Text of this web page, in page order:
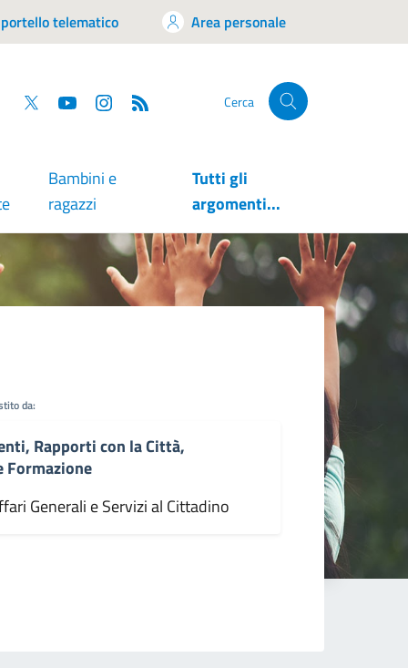
telematico Area personale
Facebook
Twitter YouTube Cerca
Bambini e
ragazzi
Tutti gli
argomenti...
da:
Rapporti con la Città,
Formazione
Generali e Servizi al Cittadino